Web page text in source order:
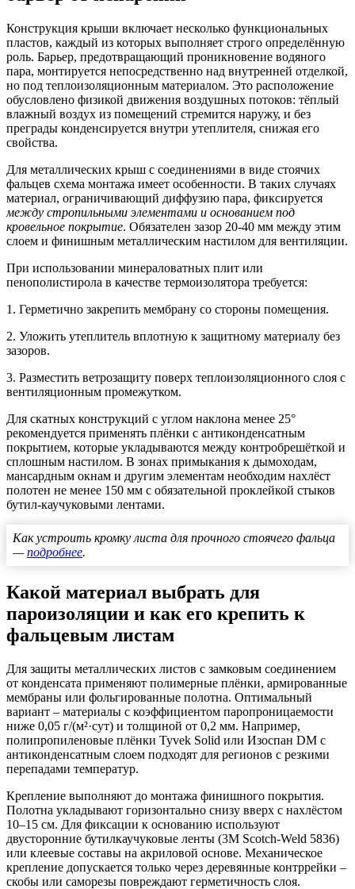
Конструкция крыши включает несколько функциональных
пластов, каждый из которых выполняет строго определённую
роль. Барьер, предотвращающий проникновение водяного
пара, монтируется непосредственно над внутренней отделкой,
но под теплоизоляционным материалом. Это расположение
обусловлено физикой движения воздушных потоков: тёплый
влажный воздух из помещений стремится наружу, и без
преграды конденсируется внутри утеплителя, снижая его
свойства.
Для металлических крыш с соединениями в виде стоячих
фальцев схема монтажа имеет особенности. В таких случаях
материал, ограничивающий диффузию пара, фиксируется
между стропильными элементами и основанием под
кровельное покрытие. Обязателен зазор 20-40 мм между этим
слоем и финишным металлическим настилом для вентиляции.
При использовании минераловатных плит или
пенополистирола в качестве термоизолятора требуется:
1. Герметично закрепить мембрану со стороны помещения.
2. Уложить утеплитель вплотную к защитному материалу без
зазоров.
3. Разместить ветрозащиту поверх теплоизоляционного слоя с
вентиляционным промежутком.
Для скатных конструкций с углом наклона менее 25°
рекомендуется применять плёнки с антиконденсатным
покрытием, которые укладываются между контробрешёткой и
сплошным настилом. В зонах примыкания к дымоходам,
мансардным окнам и другим элементам необходим нахлёст
полотен не менее 150 мм с обязательной проклейкой стыков
бутил-каучуковыми лентами.
Как устроить кромку листа для прочного стоячего фальца
—подробнее.
Какой материал выбрать для
пароизоляции и как его крепить к
фальцевым листам
Для защиты металлических листов с замковым соединением
от конденсата применяют полимерные плёнки, армированные
мембраны или фольгированные полотна. Оптимальный
вариант – материалы с коэффициентом паропроницаемости
ниже 0,05 г/(м²·сут) и толщиной от 0,2 мм. Например,
полипропиленовые плёнки Tyvek Solid или Изоспан DM с
антиконденсатным слоем подходят для регионов с резкими
перепадами температур.
Крепление выполняют до монтажа финишного покрытия.
Полотна укладывают горизонтально снизу вверх с нахлёстом
10–15 см. Для фиксации к основанию используют
двусторонние бутилкаучуковые ленты (3M Scotch-Weld 5836)
или клеевые составы на акриловой основе. Механическое
крепление допускается только через деревянные контррейки –
скобы или саморезы повреждают герметичность слоя.